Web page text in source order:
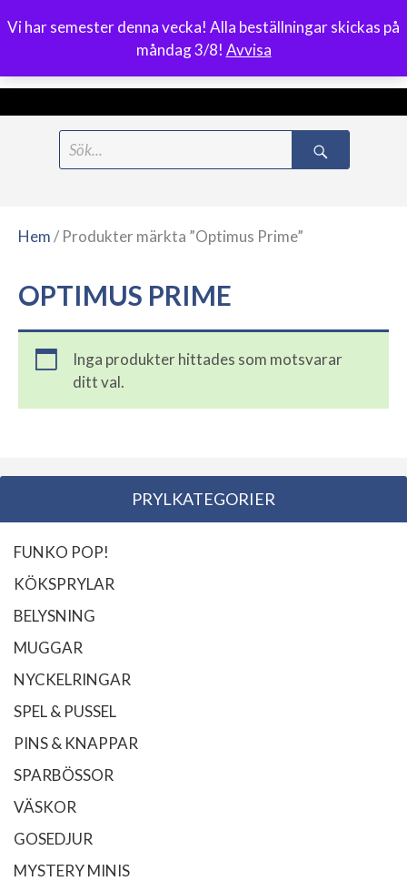
Vi har semester denna vecka! Alla beställningar skickas på
måndag 3/8! Avvisa
0
Meny
Hem/ Produkter märkta ”Optimus Prime”
OPTIMUS PRIME
Inga produkter hittades som motsvarar
ditt val.
PRYLKATEGORIER
FUNKO POP!
KÖKSPRYLAR
BELYSNING
MUGGAR
NYCKELRINGAR
SPEL & PUSSEL
PINS & KNAPPAR
SPARBÖSSOR
VÄSKOR
GOSEDJUR
MYSTERY MINIS